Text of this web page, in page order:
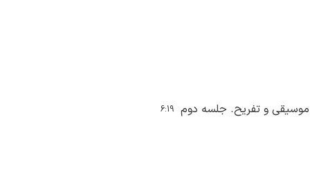
و تفریح. جلسه دوم 6:19